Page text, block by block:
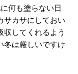
何も塗らない日
サカサにしておい
してくれるよう
冬は厳しいですけ